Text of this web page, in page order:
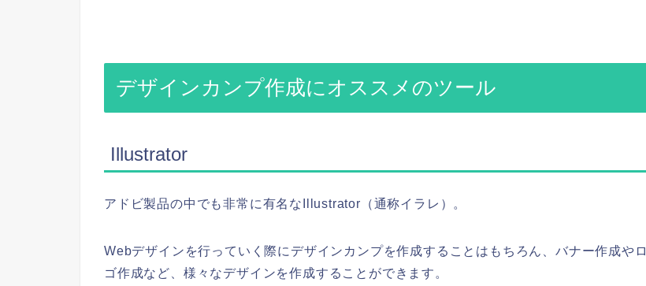
デザインカンプ作成にオススメのツール
Illustrator
アドビ製品の中でも非常に有名なIllustrator（通称イラレ）。
Webデザインを行っていく際にデザインカンプを作成することはもちろん、バナー作成やロ
ゴ作成など、様々なデザインを作成することができます。